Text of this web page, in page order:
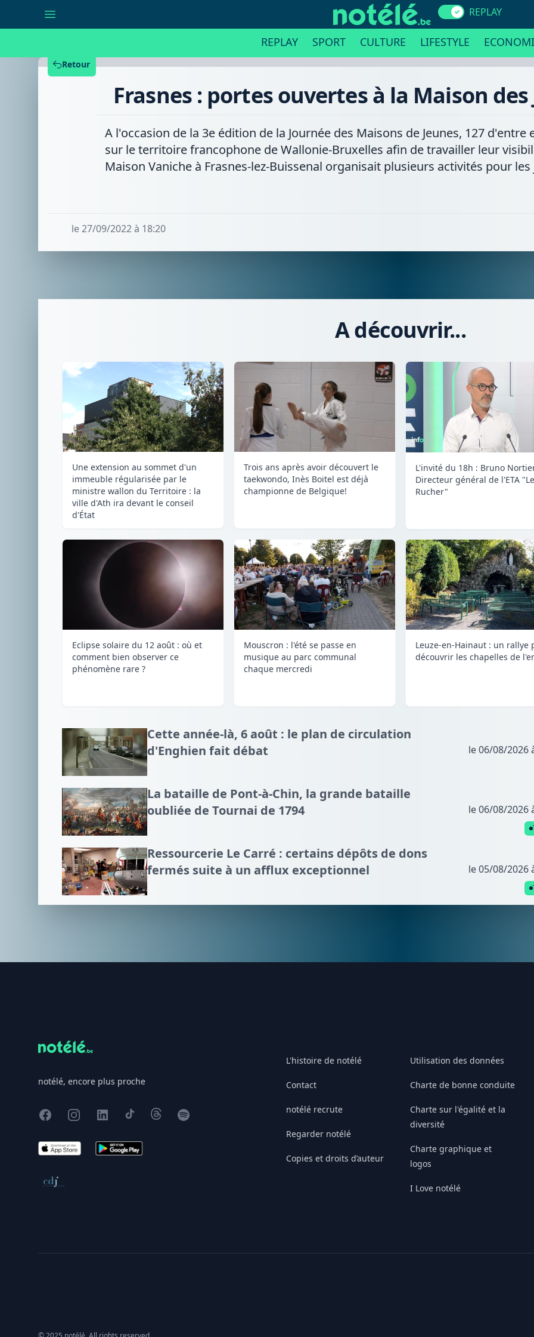
REPLAY
REPLAY SPORT CULTURE LIFESTYLE
Retour
Frasnes : portes ouvertes à la Maison
A l'occasion de la 3e édition de la Journée des Maisons de Jeunes, 127
sur le territoire francophone de Wallonie-Bruxelles afin de travailler leur
Maison Vaniche à Frasnes-lez-Buissenal organisait plusieurs activités pour
le 27/09/2022 à 18:20
A découvrir...
Une extension au sommet d'un
immeuble régularisée par le
ministre wallon du Territoire : la
ville d'Ath ira devant le conseil
d'État
Trois ans après avoir découvert le
taekwondo, Inès Boitel est déjà
championne de Belgique!
L'invité du 18h : Bruno
Directeur général de l'ETA "Le
Rucher"
Eclipse solaire du 12 août : où et
comment bien observer ce
phénomène rare ?
Mouscron : l'été se passe en
musique au parc communal
chaque mercredi
Leuze-en-Hainaut : un rallye
découvrir les chapelles de
Cette année-là, 6 août : le plan de circulation
d'Enghien fait débat
le 06/08/2026
La bataille de Pont-à-Chin, la grande bataille
oubliée de Tournai de 1794
le 06/08/2026
Ressourcerie Le Carré : certains dépôts de dons
fermés suite à un afflux exceptionnel
le 05/08/2026
notélé, encore plus proche
FacebookInstagram
X TikTokThreadsSpotify
App Store Google Play
Conseil de déontologie journalistique
L'histoire de notélé
Contact
notélé recrute
Regarder notélé
Copies et droits d’auteur
Utilisation des données
Charte de bonne conduite
Charte sur l'égalité et la
diversité
Charte graphique et
logos
I Love notélé